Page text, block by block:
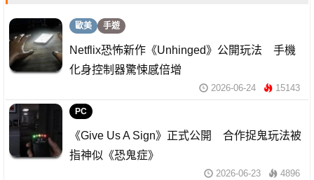
歐美 手遊
Netflix恐怖新作《Unhinged》公開玩法 手機
化身控制器驚悚感倍增
2026-06-24 15143
PC
《Give Us A Sign》正式公開 合作捉鬼玩法被
指神似《恐鬼症》
2026-06-23 4896